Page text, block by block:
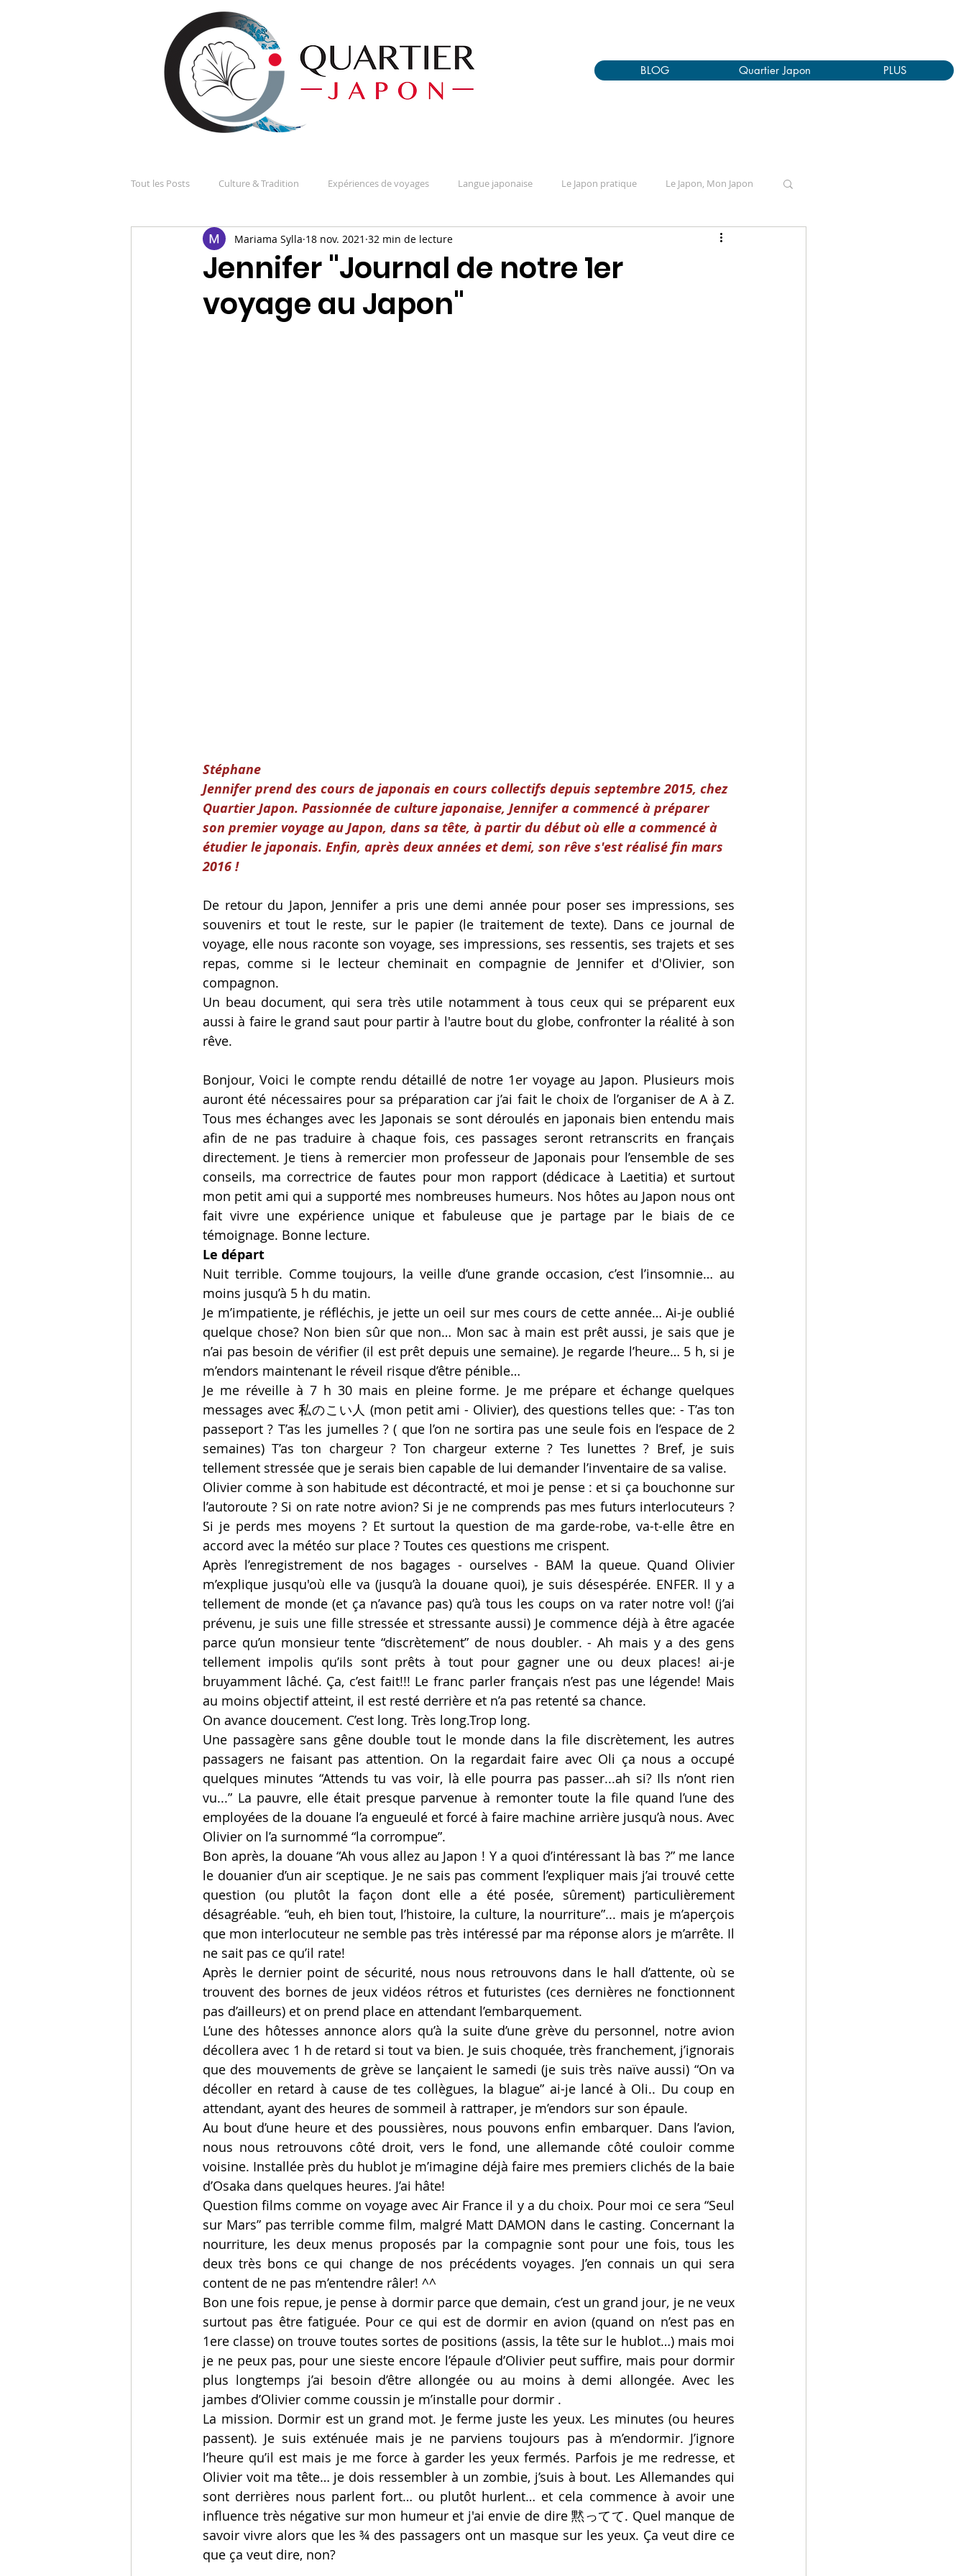
BLOG Quartier Japon PLUS
Tout les Posts Culture & Tradition Expériences de voyages Langue japonaise Le Japon pratique Le Japon, Mon Japon
Les Japonais et la France Nos différences Portraits / Témoignages
Société, économie et politique Stéréotypes & apriori Tout sur le manga
Jennifer "Journal de notre 1er
voyage au Japon"
Mariama Sylla 18 nov. 2021 32 min de lecture
Stéphane
Jennifer prend des cours de japonais en cours collectifs depuis septembre 2015, chez
Quartier Japon. Passionnée de culture japonaise, Jennifer a commencé à préparer
son premier voyage au Japon, dans sa tête, à partir du début où elle a commencé à
étudier le japonais. Enfin, après deux années et demi, son rêve s'est réalisé fin mars
2016 !
De retour du Japon, Jennifer a pris une demi année pour poser ses impressions, ses
souvenirs et tout le reste, sur le papier (le traitement de texte). Dans ce journal de
voyage, elle nous raconte son voyage, ses impressions, ses ressentis, ses trajets et ses
repas, comme si le lecteur cheminait en compagnie de Jennifer et d'Olivier, son
compagnon.
Un beau document, qui sera très utile notamment à tous ceux qui se préparent eux
aussi à faire le grand saut pour partir à l'autre bout du globe, confronter la réalité à son
rêve.
Bonjour, Voici le compte rendu détaillé de notre 1er voyage au Japon. Plusieurs mois
auront été nécessaires pour sa préparation car j’ai fait le choix de l’organiser de A à Z.
Tous mes échanges avec les Japonais se sont déroulés en japonais bien entendu mais
afin de ne pas traduire à chaque fois, ces passages seront retranscrits en français
directement. Je tiens à remercier mon professeur de Japonais pour l’ensemble de ses
conseils, ma correctrice de fautes pour mon rapport (dédicace à Laetitia) et surtout
mon petit ami qui a supporté mes nombreuses humeurs. Nos hôtes au Japon nous ont
fait vivre une expérience unique et fabuleuse que je partage par le biais de ce
témoignage. Bonne lecture.
Le départ
Nuit terrible. Comme toujours, la veille d’une grande occasion, c’est l’insomnie… au
moins jusqu’à 5 h du matin.
Je m’impatiente, je réfléchis, je jette un oeil sur mes cours de cette année… Ai-je oublié
quelque chose? Non bien sûr que non… Mon sac à main est prêt aussi, je sais que je
n’ai pas besoin de vérifier (il est prêt depuis une semaine). Je regarde l’heure… 5 h, si je
m’endors maintenant le réveil risque d’être pénible…
Je me réveille à 7 h 30 mais en pleine forme. Je me prépare et échange quelques
messages avec 私のこい人 (mon petit ami - Olivier), des questions telles que: - T’as ton
passeport ? T’as les jumelles ? ( que l’on ne sortira pas une seule fois en l’espace de 2
semaines) T’as ton chargeur ? Ton chargeur externe ? Tes lunettes ? Bref, je suis
tellement stressée que je serais bien capable de lui demander l’inventaire de sa valise.
Olivier comme à son habitude est décontracté, et moi je pense : et si ça bouchonne sur
l’autoroute ? Si on rate notre avion? Si je ne comprends pas mes futurs interlocuteurs ?
Si je perds mes moyens ? Et surtout la question de ma garde-robe, va-t-elle être en
accord avec la météo sur place ? Toutes ces questions me crispent.
Après l’enregistrement de nos bagages - ourselves - BAM la queue. Quand Olivier
m’explique jusqu'où elle va (jusqu’à la douane quoi), je suis désespérée. ENFER. Il y a
tellement de monde (et ça n’avance pas) qu’à tous les coups on va rater notre vol! (j’ai
prévenu, je suis une fille stressée et stressante aussi) Je commence déjà à être agacée
parce qu’un monsieur tente “discrètement” de nous doubler. - Ah mais y a des gens
tellement impolis qu’ils sont prêts à tout pour gagner une ou deux places! ai-je
bruyamment lâché. Ça, c’est fait!!! Le franc parler français n’est pas une légende! Mais
au moins objectif atteint, il est resté derrière et n’a pas retenté sa chance.
On avance doucement. C’est long. Très long.Trop long.
Une passagère sans gêne double tout le monde dans la file discrètement, les autres
passagers ne faisant pas attention. On la regardait faire avec Oli ça nous a occupé
quelques minutes “Attends tu vas voir, là elle pourra pas passer...ah si? Ils n’ont rien
vu...” La pauvre, elle était presque parvenue à remonter toute la file quand l’une des
employées de la douane l’a engueulé et forcé à faire machine arrière jusqu’à nous. Avec
Olivier on l’a surnommé “la corrompue”.
Bon après, la douane “Ah vous allez au Japon ! Y a quoi d’intéressant là bas ?” me lance
le douanier d’un air sceptique. Je ne sais pas comment l’expliquer mais j’ai trouvé cette
question (ou plutôt la façon dont elle a été posée, sûrement) particulièrement
désagréable. “euh, eh bien tout, l’histoire, la culture, la nourriture”... mais je m’aperçois
que mon interlocuteur ne semble pas très intéressé par ma réponse alors je m’arrête. Il
ne sait pas ce qu’il rate!
Après le dernier point de sécurité, nous nous retrouvons dans le hall d’attente, où se
trouvent des bornes de jeux vidéos rétros et futuristes (ces dernières ne fonctionnent
pas d’ailleurs) et on prend place en attendant l’embarquement.
L’une des hôtesses annonce alors qu’à la suite d’une grève du personnel, notre avion
décollera avec 1 h de retard si tout va bien. Je suis choquée, très franchement, j’ignorais
que des mouvements de grève se lançaient le samedi (je suis très naïve aussi) “On va
décoller en retard à cause de tes collègues, la blague” ai-je lancé à Oli.. Du coup en
attendant, ayant des heures de sommeil à rattraper, je m’endors sur son épaule.
Au bout d’une heure et des poussières, nous pouvons enfin embarquer. Dans l’avion,
nous nous retrouvons côté droit, vers le fond, une allemande côté couloir comme
voisine. Installée près du hublot je m’imagine déjà faire mes premiers clichés de la baie
d’Osaka dans quelques heures. J’ai hâte!
Question films comme on voyage avec Air France il y a du choix. Pour moi ce sera “Seul
sur Mars” pas terrible comme film, malgré Matt DAMON dans le casting. Concernant la
nourriture, les deux menus proposés par la compagnie sont pour une fois, tous les
deux très bons ce qui change de nos précédents voyages. J’en connais un qui sera
content de ne pas m’entendre râler! ^^
Bon une fois repue, je pense à dormir parce que demain, c’est un grand jour, je ne veux
surtout pas être fatiguée. Pour ce qui est de dormir en avion (quand on n’est pas en
1ere classe) on trouve toutes sortes de positions (assis, la tête sur le hublot…) mais moi
je ne peux pas, pour une sieste encore l’épaule d’Olivier peut suffire, mais pour dormir
plus longtemps j’ai besoin d’être allongée ou au moins à demi allongée. Avec les
jambes d’Olivier comme coussin je m’installe pour dormir .
La mission. Dormir est un grand mot. Je ferme juste les yeux. Les minutes (ou heures
passent). Je suis exténuée mais je ne parviens toujours pas à m’endormir. J’ignore
l’heure qu’il est mais je me force à garder les yeux fermés. Parfois je me redresse, et
Olivier voit ma tête… je dois ressembler à un zombie, j’suis à bout. Les Allemandes qui
sont derrières nous parlent fort… ou plutôt hurlent… et cela commence à avoir une
influence très négative sur mon humeur et j'ai envie de dire 黙ってて. Quel manque de
savoir vivre alors que les ¾ des passagers ont un masque sur les yeux. Ça veut dire ce
que ça veut dire, non?